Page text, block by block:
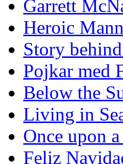
Garrett
Heroic
Story
Pojkar med
Below the
Living in
Once upon
Feliz